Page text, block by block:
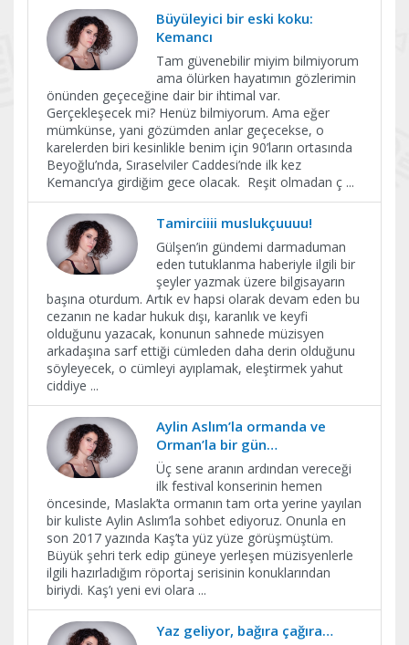
Büyüleyici bir eski koku:
Kemancı
Tam güvenebilir miyim bilmiyorum
ama ölürken hayatımın gözlerimin
önünden geçeceğine dair bir ihtimal var.
Gerçekleşecek mi? Henüz bilmiyorum. Ama eğer
mümkünse, yani gözümden anlar geçecekse, o
karelerden biri kesinlikle benim için 90’ların ortasında
Beyoğlu’nda, Sıraselviler Caddesi’nde ilk kez
Kemancı’ya girdiğim gece olacak. Reşit olmadan ç ...
Tamirciiii muslukçuuuu!
Gülşen’in gündemi darmaduman
eden tutuklanma haberiyle ilgili bir
şeyler yazmak üzere bilgisayarın
başına oturdum. Artık ev hapsi olarak devam eden bu
cezanın ne kadar hukuk dışı, karanlık ve keyfi
olduğunu yazacak, konunun sahnede müzisyen
arkadaşına sarf ettiği cümleden daha derin olduğunu
söyleyecek, o cümleyi ayıplamak, eleştirmek yahut
ciddiye ...
Aylin Aslım’la ormanda ve
Orman’la bir gün…
Üç sene aranın ardından vereceği
ilk festival konserinin hemen
öncesinde, Maslak’ta ormanın tam orta yerine yayılan
bir kuliste Aylin Aslım’la sohbet ediyoruz. Onunla en
son 2017 yazında Kaş’ta yüz yüze görüşmüştüm.
Büyük şehri terk edip güneye yerleşen müzisyenlerle
ilgili hazırladığım röportaj serisinin konuklarından
biriydi. Kaş’ı yeni evi olara ...
Yaz geliyor, bağıra çağıra…